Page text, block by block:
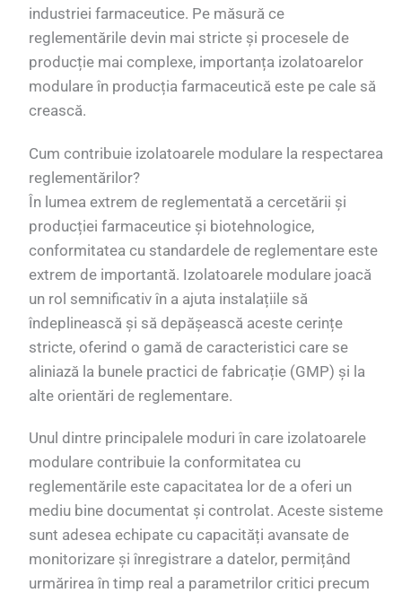
industriei farmaceutice. Pe măsură ce
reglementările devin mai stricte și procesele de
producție mai complexe, importanța izolatoarelor
modulare în producția farmaceutică este pe cale să
crească.
Cum contribuie izolatoarele modulare la respectarea
reglementărilor?
În lumea extrem de reglementată a cercetării și
producției farmaceutice și biotehnologice,
conformitatea cu standardele de reglementare este
extrem de importantă. Izolatoarele modulare joacă
un rol semnificativ în a ajuta instalațiile să
îndeplinească și să depășească aceste cerințe
stricte, oferind o gamă de caracteristici care se
aliniază la bunele practici de fabricație (GMP) și la
alte orientări de reglementare.
Unul dintre principalele moduri în care izolatoarele
modulare contribuie la conformitatea cu
reglementările este capacitatea lor de a oferi un
mediu bine documentat și controlat. Aceste sisteme
sunt adesea echipate cu capacități avansate de
monitorizare și înregistrare a datelor, permițând
urmărirea în timp real a parametrilor critici precum